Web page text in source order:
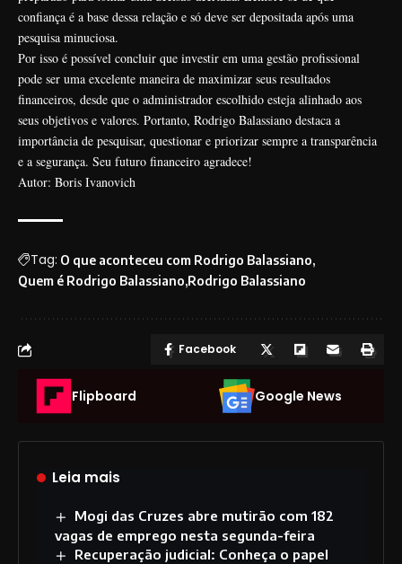
confiança é a base dessa relação e só deve ser depositada após uma
pesquisa minuciosa.
Por isso é possível concluir que investir em uma gestão profissional
pode ser uma excelente maneira de maximizar seus resultados
financeiros, desde que o administrador escolhido esteja alinhado aos
seus objetivos e valores. Portanto, Rodrigo Balassiano destaca a
importância de pesquisar, questionar e priorizar sempre a transparência
e a segurança. Seu futuro financeiro agradece!
Autor: Boris Ivanovich
Tag: O que aconteceu com Rodrigo Balassiano
Quem é Rodrigo Balassiano Rodrigo Balassiano
Facebook
Flipboard Google News
Leia mais
Mogi das Cruzes abre mutirão com 182
vagas de emprego nesta segunda-feira
Recuperação judicial: Conheça o papel